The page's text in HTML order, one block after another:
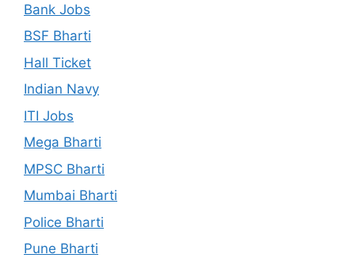
Bank Jobs
BSF Bharti
Hall Ticket
Indian Navy
ITI Jobs
Mega Bharti
MPSC Bharti
Mumbai Bharti
Police Bharti
Pune Bharti